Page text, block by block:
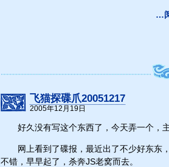
…
飞猫探碟爪20051217
2005年12月19日
好久没有写这个东西了，今天弄一个，
网上看到了碟报，最近出了不少好东东
不错，早早起了，杀奔JS老窝而去。